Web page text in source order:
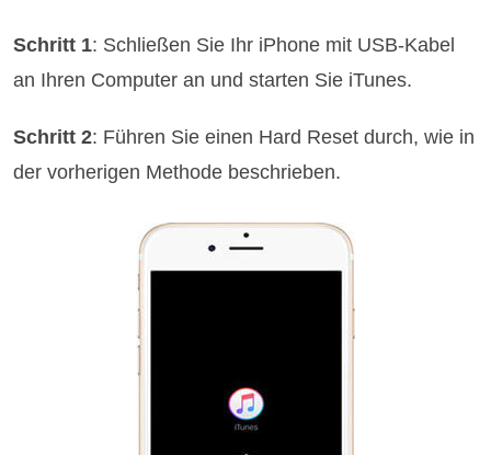
Schritt 1: Schließen Sie Ihr iPhone mit USB-Kabel
an Ihren Computer an und starten Sie iTunes.
Schritt 2: Führen Sie einen Hard Reset durch, wie in
der vorherigen Methode beschrieben.